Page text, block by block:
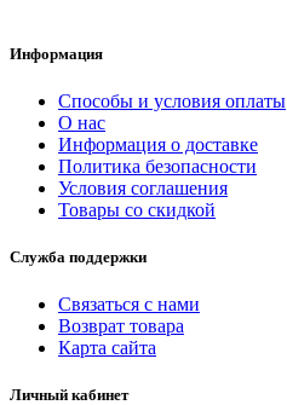
Информация
Способы и условия оплаты
О нас
Информация о доставке
Политика безопасности
Условия соглашения
Товары со скидкой
Служба поддержки
Связаться с нами
Возврат товара
Карта сайта
Личный кабинет